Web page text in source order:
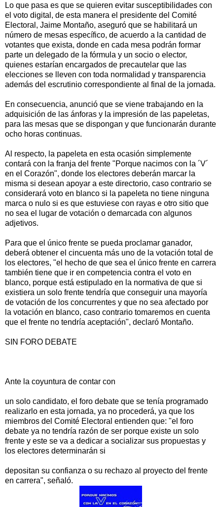
Lo que pasa es que se quieren evitar susceptibilidades con
el voto digital, de esta manera el presidente del Comité
Electoral, Jaime Montaño, aseguró que se habilitará un
número de mesas específico, de acuerdo a la cantidad de
votantes que exista, donde en cada mesa podrán formar
parte un delegado de la fórmula y un socio o elector,
quienes estarían encargados de precautelar que las
elecciones se lleven con toda normalidad y transparencia
además del escrutinio correspondiente al final de la jornada.
En consecuencia, anunció que se viene trabajando en la
adquisición de las ánforas y la impresión de las papeletas,
para las mesas que se dispongan y que funcionarán durante
ocho horas continuas.
Al respecto, la papeleta en esta ocasión simplemente
contará con la franja del frente "Porque nacimos con la ´V´
en el Corazón", donde los electores deberán marcar la
misma si desean apoyar a este directorio, caso contrario se
considerará voto en blanco si la papeleta no tiene ninguna
marca o nulo si es que estuviese con rayas e otro sitio que
no sea el lugar de votación o demarcada con algunos
adjetivos.
Para que el único frente se pueda proclamar ganador,
deberá obtener el cincuenta más uno de la votación total de
los electores, "el hecho de que sea el único frente en carrera
también tiene que ir en competencia contra el voto en
blanco, porque está estipulado en la normativa de que si
existiera un solo frente tendría que conseguir una mayoría
de votación de los concurrentes y que no sea afectado por
la votación en blanco, caso contrario tomaremos en cuenta
que el frente no tendría aceptación", declaró Montaño.
SIN FORO DEBATE
Ante la coyuntura de contar con
un solo candidato, el foro debate que se tenía programado
realizarlo en esta jornada, ya no procederá, ya que los
miembros del Comité Electoral entienden que: "el foro
debate ya no tendría razón de ser porque existe un solo
frente y este se va a dedicar a socializar sus propuestas y
los electores determinarán si
depositan su confianza o su rechazo al proyecto del frente
en carrera", señaló.